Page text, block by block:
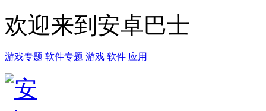
欢迎来到安卓巴士
游戏专题 软件专题 游戏 软件 应用